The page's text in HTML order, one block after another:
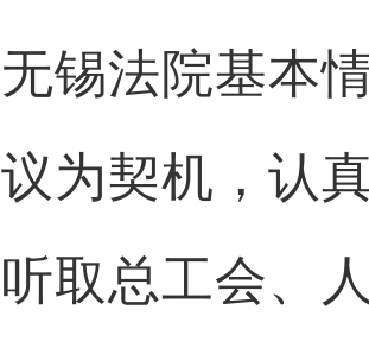
无锡法院基本
议为契机，认
听取总工会、